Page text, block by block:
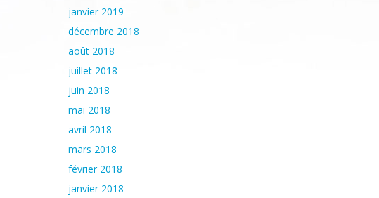
janvier 2019
décembre 2018
août 2018
juillet 2018
juin 2018
mai 2018
avril 2018
mars 2018
février 2018
janvier 2018